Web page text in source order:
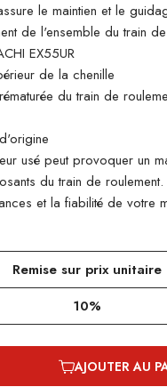
le maintien et le
de l'ensemble du train
EX55UR
de la chenille
du train de
usé peut provoquer un
du train de
et la fiabilité de votre
Remise sur prix unitaire
10%
AJOUTER AU